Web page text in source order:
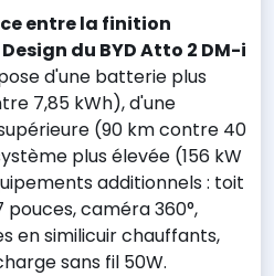
entre la finition
du BYD Atto 2 DM-i
d'une batterie plus
7,85 kWh), d'une
(90 km contre 40
plus élevée (156 kW
additionnels : toit
pouces, caméra 360°,
en similicuir chauffants,
sans fil 50W.